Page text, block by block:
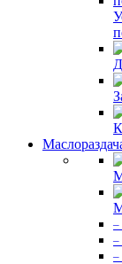
–
–
–